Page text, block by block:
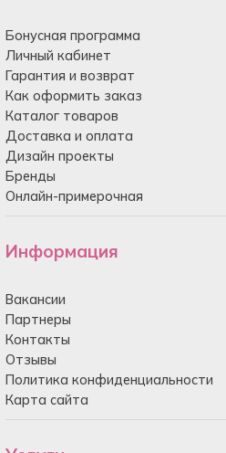
Бонусная программа
Личный кабинет
Гарантия и возврат
Как оформить заказ
Каталог товаров
Доставка и оплата
Дизайн проекты
Бренды
Онлайн-примерочная
Информация
Вакансии
Партнеры
Контакты
Отзывы
Политика конфиденциальности
Карта сайта